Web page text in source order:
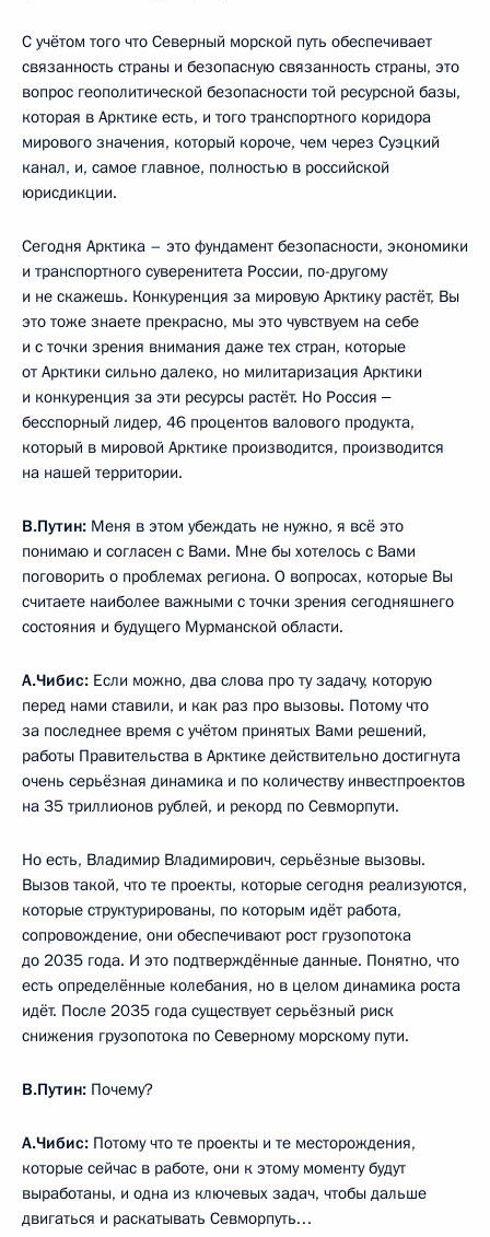
С учётом того что Северный морской путь обеспечивает
связанность страны и безопасную связанность страны, это
вопрос геополитической безопасности той ресурсной базы,
которая в Арктике есть, и того транспортного коридора
мирового значения, который короче, чем через Суэцкий
канал, и, самое главное, полностью в российской
юрисдикции.
Сегодня Арктика – это фундамент безопасности, экономики
и транспортного суверенитета России, по-другому
и не скажешь. Конкуренция за мировую Арктику растёт, Вы
это тоже знаете прекрасно, мы это чувствуем на себе
и с точки зрения внимания даже тех стран, которые
от Арктики сильно далеко, но милитаризация Арктики
и конкуренция за эти ресурсы растёт. Но Россия ‒
бесспорный лидер, 46 процентов валового продукта,
который в мировой Арктике производится, производится
на нашей территории.
В.Путин: Меня в этом убеждать не нужно, я всё это
понимаю и согласен с Вами. Мне бы хотелось с Вами
поговорить о проблемах региона. О вопросах, которые Вы
считаете наиболее важными с точки зрения сегодняшнего
состояния и будущего Мурманской области.
А.Чибис: Если можно, два слова про ту задачу, которую
перед нами ставили, и как раз про вызовы. Потому что
за последнее время с учётом принятых Вами решений,
работы Правительства в Арктике действительно достигнута
очень серьёзная динамика и по количеству инвестпроектов
на 35 триллионов рублей, и рекорд по Севморпути.
Но есть, Владимир Владимирович, серьёзные вызовы.
Вызов такой, что те проекты, которые сегодня реализуются,
которые структурированы, по которым идёт работа,
сопровождение, они обеспечивают рост грузопотока
до 2035 года. И это подтверждённые данные. Понятно, что
есть определённые колебания, но в целом динамика роста
идёт. После 2035 года существует серьёзный риск
снижения грузопотока по Северному морскому пути.
В.Путин: Почему?
А.Чибис: Потому что те проекты и те месторождения,
которые сейчас в работе, они к этому моменту будут
выработаны, и одна из ключевых задач, чтобы дальше
двигаться и раскатывать Севморпуть…